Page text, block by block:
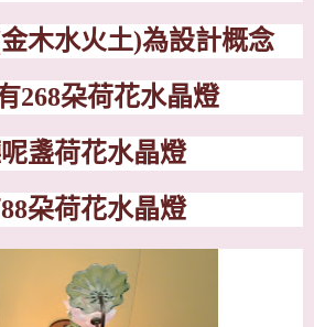
金木水火土)為設計概念
268朶荷花水晶燈
盞荷花水晶燈
88朶荷花水晶燈